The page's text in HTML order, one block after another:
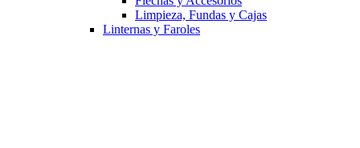
Limpieza, Fundas y Cajas
Linternas y Faroles